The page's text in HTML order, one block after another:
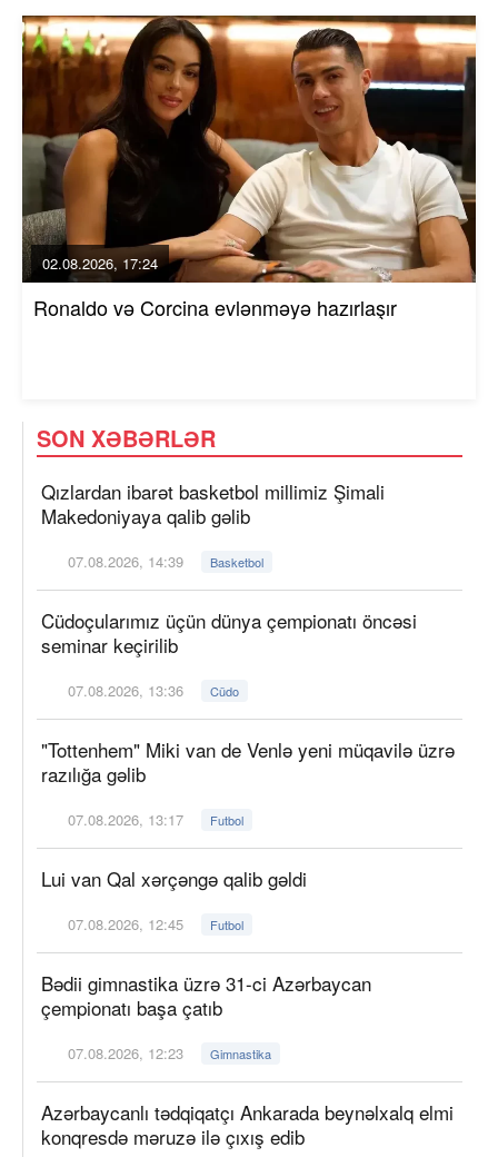
02.08.2026, 17:24
Ronaldo və Corcina evlənməyə hazırlaşır
SON XƏBƏRLƏR
Qızlardan ibarət basketbol millimiz Şimali
Makedoniyaya qalib gəlib
07.08.2026, 14:39 Basketbol
Cüdoçularımız üçün dünya çempionatı öncəsi
seminar keçirilib
07.08.2026, 13:36 Cüdo
"Tottenhem" Miki van de Venlə yeni müqavilə üzrə
razılığa gəlib
07.08.2026, 13:17 Futbol
Lui van Qal xərçəngə qalib gəldi
07.08.2026, 12:45 Futbol
Bədii gimnastika üzrə 31-ci Azərbaycan
çempionatı başa çatıb
07.08.2026, 12:23 Gimnastika
Azərbaycanlı tədqiqatçı Ankarada beynəlxalq elmi
konqresdə məruzə ilə çıxış edib